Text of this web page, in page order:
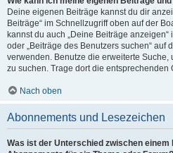
Deine eigenen Beiträge kannst du dir
Beiträge“ im Schnellzugriff oben auf der
kannst du auch „Deine Beiträge
oder „Beiträge des Benutzers suchen“ auf
verwenden. Benutze die erweiterte Suche,
zu suchen. Trage dort die
Nach oben
Abonnements und Lesezeichen
Was ist der Unterschied zwischen einem